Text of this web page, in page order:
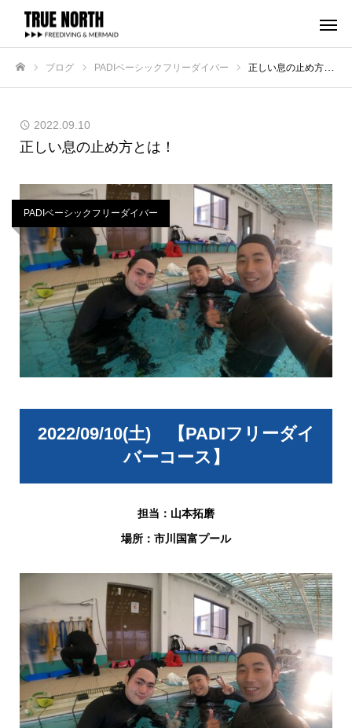
ブログ PADIベーシックフリーダイバー 正しい息の止め方とは！
2022.09.10
正しい息の止め方とは！
PADIベーシックフリーダイバー
2022/09/10(土) 【PADIフリーダイ
バーコース】
担当：山本拓磨
場所：市川国富プール